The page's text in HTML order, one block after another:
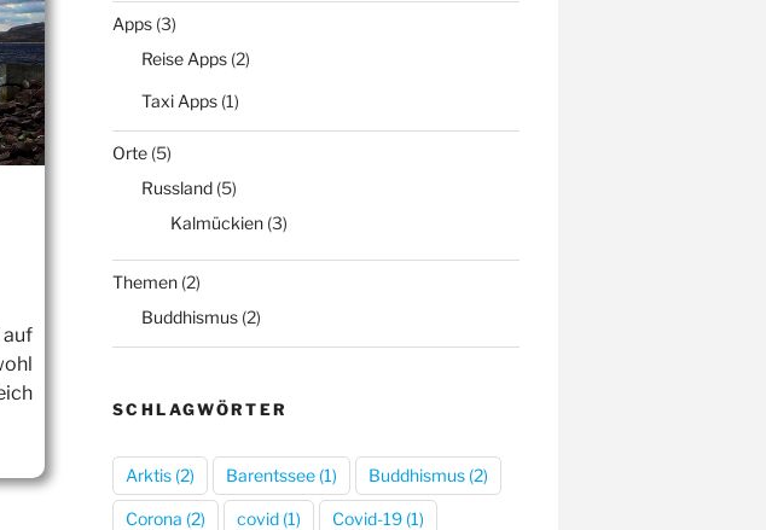
auf
Apps (3)
Reise Apps (2)
Taxi Apps (1)
Orte (5)
Russland (5)
Kalmückien (3)
Themen (2)
Buddhismus (2)
SCHLAGWÖRTER
Arktis (2) Barentssee (1) Buddhismus (2)
Corona (2) covid (1) Covid-19 (1)